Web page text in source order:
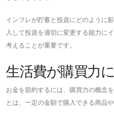
インフレが貯蓄と投資にどのように
入して投資を適切に変更する能力に
考えることが重要です。
生活費が購買力
お金を節約するには、購買力の概念
とは、一定の金額で購入できる商品